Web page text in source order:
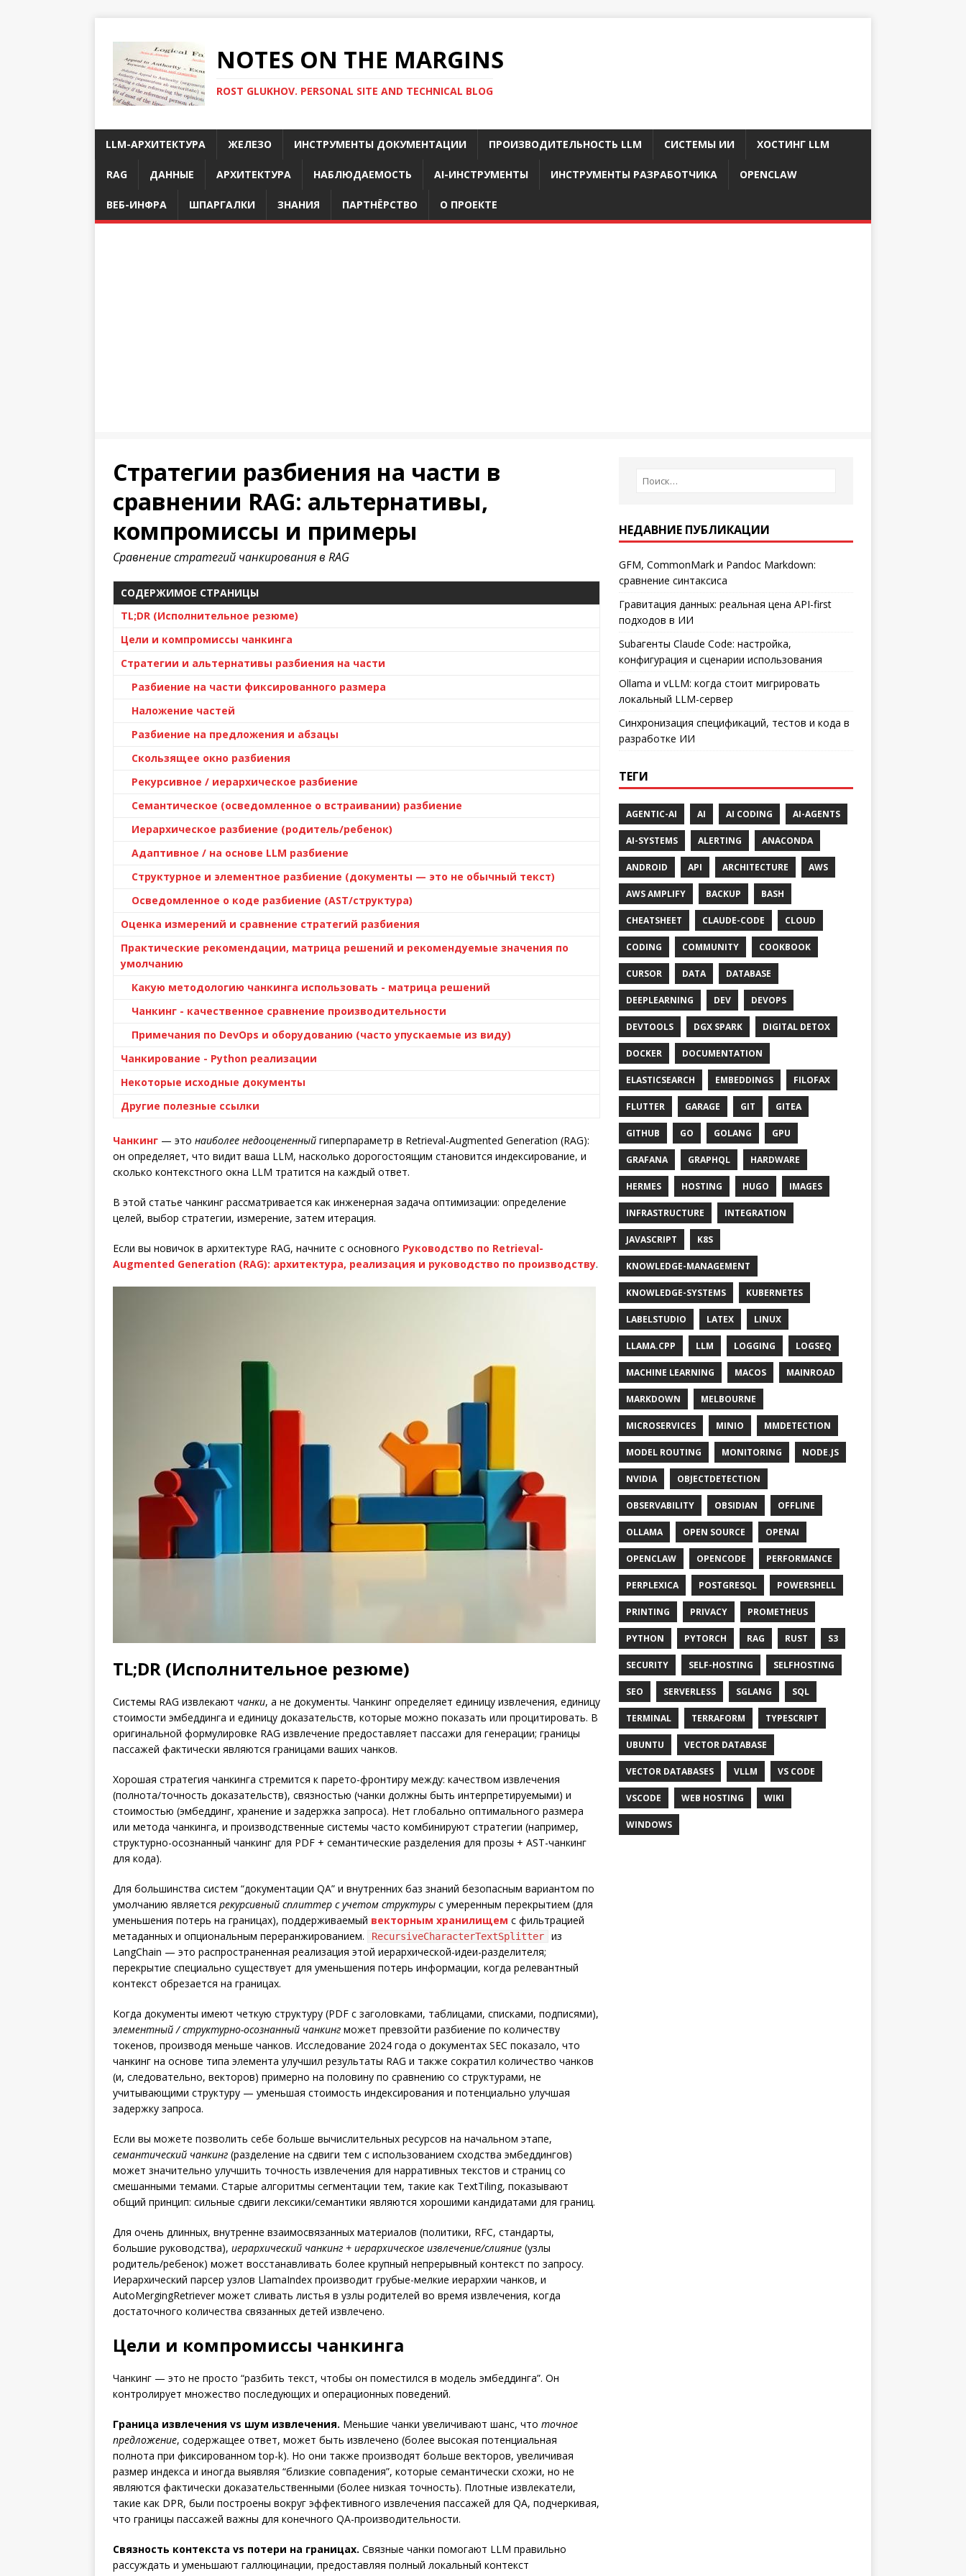
NOTES ON THE MARGINS
ROST GLUKHOV. PERSONAL SITE AND TECHNICAL BLOG
LLM-АРХИТЕКТУРА ЖЕЛЕЗО ИНСТРУМЕНТЫ ДОКУМЕНТАЦИИ ПРОИЗВОДИТЕЛЬНОСТЬ LLM СИСТЕМЫ ИИ ХОСТИНГ LLM
RAG ДАННЫЕ АРХИТЕКТУРА НАБЛЮДАЕМОСТЬ AI-ИНСТРУМЕНТЫ ИНСТРУМЕНТЫ РАЗРАБОТЧИКА OPENCLAW
ВЕБ-ИНФРА ШПАРГАЛКИ ЗНАНИЯ ПАРТНЁРСТВО О ПРОЕКТЕ
Стратегии разбиения на части в
сравнении RAG: альтернативы,
компромиссы и примеры
Сравнение стратегий чанкирования в RAG
СОДЕРЖИМОЕ СТРАНИЦЫ
TL;DR (Исполнительное резюме)
Цели и компромиссы чанкинга
Стратегии и альтернативы разбиения на части
Разбиение на части фиксированного размера
Наложение частей
Разбиение на предложения и абзацы
Скользящее окно разбиения
Рекурсивное / иерархическое разбиение
Семантическое (осведомленное о встраивании) разбиение
Иерархическое разбиение (родитель/ребенок)
Адаптивное / на основе LLM разбиение
Структурное и элементное разбиение (документы — это не обычный текст)
Осведомленное о коде разбиение (AST/структура)
Оценка измерений и сравнение стратегий разбиения
Практические рекомендации, матрица решений и рекомендуемые значения по
умолчанию
Какую методологию чанкинга использовать - матрица решений
Чанкинг - качественное сравнение производительности
Примечания по DevOps и оборудованию (часто упускаемые из виду)
Чанкирование - Python реализации
Некоторые исходные документы
Другие полезные ссылки
Чанкинг — это наиболее недооцененный гиперпараметр в Retrieval-Augmented Generation (RAG):
он определяет, что видит ваша LLM, насколько дорогостоящим становится индексирование, и
сколько контекстного окна LLM тратится на каждый ответ.
В этой статье чанкинг рассматривается как инженерная задача оптимизации: определение
целей, выбор стратегии, измерение, затем итерация.
Если вы новичок в архитектуре RAG, начните с основного Руководство по Retrieval-
Augmented Generation (RAG): архитектура, реализация и руководство по производству.
TL;DR (Исполнительное резюме)
Системы RAG извлекают чанки, а не документы. Чанкинг определяет единицу извлечения, единицу
стоимости эмбеддинга и единицу доказательств, которые можно показать или процитировать. В
оригинальной формулировке RAG извлечение предоставляет пассажи для генерации; границы
пассажей фактически являются границами ваших чанков.
Хорошая стратегия чанкинга стремится к парето-фронтиру между: качеством извлечения
(полнота/точность доказательств), связностью (чанки должны быть интерпретируемыми) и
стоимостью (эмбеддинг, хранение и задержка запроса). Нет глобально оптимального размера
или метода чанкинга, и производственные системы часто комбинируют стратегии (например,
структурно-осознанный чанкинг для PDF + семантические разделения для прозы + AST-чанкинг
для кода).
Для большинства систем “документации QA” и внутренних баз знаний безопасным вариантом по
умолчанию является рекурсивный сплиттер с учетом структуры с умеренным перекрытием (для
уменьшения потерь на границах), поддерживаемый векторным хранилищем с фильтрацией
метаданных и опциональным переранжированием.
RecursiveCharacterTextSplitter
из
LangChain — это распространенная реализация этой иерархической-идеи-разделителя;
перекрытие специально существует для уменьшения потерь информации, когда релевантный
контекст обрезается на границах.
Когда документы имеют четкую структуру (PDF с заголовками, таблицами, списками, подписями),
элементный / структурно-осознанный чанкинг может превзойти разбиение по количеству
токенов, производя меньше чанков. Исследование 2024 года о документах SEC показало, что
чанкинг на основе типа элемента улучшил результаты RAG и также сократил количество чанков
(и, следовательно, векторов) примерно на половину по сравнению со структурами, не
учитывающими структуру — уменьшая стоимость индексирования и потенциально улучшая
задержку запроса.
Если вы можете позволить себе больше вычислительных ресурсов на начальном этапе,
семантический чанкинг (разделение на сдвиги тем с использованием сходства эмбеддингов)
может значительно улучшить точность извлечения для нарративных текстов и страниц со
смешанными темами. Старые алгоритмы сегментации тем, такие как TextTiling, показывают
общий принцип: сильные сдвиги лексики/семантики являются хорошими кандидатами для границ.
Для очень длинных, внутренне взаимосвязанных материалов (политики, RFC, стандарты,
большие руководства), иерархический чанкинг + иерархическое извлечение/слияние (узлы
родитель/ребенок) может восстанавливать более крупный непрерывный контекст по запросу.
Иерархический парсер узлов LlamaIndex производит грубые-мелкие иерархии чанков, и
AutoMergingRetriever может сливать листья в узлы родителей во время извлечения, когда
достаточного количества связанных детей извлечено.
Цели и компромиссы чанкинга
Чанкинг — это не просто “разбить текст, чтобы он поместился в модель эмбеддинга”. Он
контролирует множество последующих и операционных поведений.
Граница извлечения vs шум извлечения. Меньшие чанки увеличивают шанс, что точное
предложение, содержащее ответ, может быть извлечено (более высокая потенциальная
полнота при фиксированном top-k). Но они также производят больше векторов, увеличивая
размер индекса и иногда выявляя “близкие совпадения”, которые семантически схожи, но не
являются фактически доказательственными (более низкая точность). Плотные извлекатели,
такие как DPR, были построены вокруг эффективного извлечения пассажей для QA, подчеркивая,
что границы пассажей важны для конечного QA-производительности.
Связность контекста vs потери на границах. Связные чанки помогают LLM правильно
рассуждать и уменьшают галлюцинации, предоставляя полный локальный контекст
НЕДАВНИЕ ПУБЛИКАЦИИ
GFM, CommonMark и Pandoc Markdown:
сравнение синтаксиса
Гравитация данных: реальная цена API-first
подходов в ИИ
Subагенты Claude Code: настройка,
конфигурация и сценарии использования
Ollama и vLLM: когда стоит мигрировать
локальный LLM-сервер
Синхронизация спецификаций, тестов и кода в
разработке ИИ
ТЕГИ
AGENTIC-AI AI AI CODING AI-AGENTS
AI-SYSTEMS ALERTING ANACONDA
ANDROID API ARCHITECTURE AWS
AWS AMPLIFY BACKUP BASH
CHEATSHEET CLAUDE-CODE CLOUD
CODING COMMUNITY COOKBOOK
CURSOR DATA DATABASE
DEEPLEARNING DEV DEVOPS
DEVTOOLS DGX SPARK DIGITAL DETOX
DOCKER DOCUMENTATION
ELASTICSEARCH EMBEDDINGS FILOFAX
FLUTTER GARAGE GIT GITEA
GITHUB GO GOLANG GPU
GRAFANA GRAPHQL HARDWARE
HERMES HOSTING HUGO IMAGES
INFRASTRUCTURE INTEGRATION
JAVASCRIPT K8S
KNOWLEDGE-MANAGEMENT
KNOWLEDGE-SYSTEMS KUBERNETES
LABELSTUDIO LATEX LINUX
LLAMA.CPP LLM LOGGING LOGSEQ
MACHINE LEARNING MACOS MAINROAD
MARKDOWN MELBOURNE
MICROSERVICES MINIO MMDETECTION
MODEL ROUTING MONITORING NODE.JS
NVIDIA OBJECTDETECTION
OBSERVABILITY OBSIDIAN OFFLINE
OLLAMA OPEN SOURCE OPENAI
OPENCLAW OPENCODE PERFORMANCE
PERPLEXICA POSTGRESQL POWERSHELL
PRINTING PRIVACY PROMETHEUS
PYTHON PYTORCH RAG RUST S3
SECURITY SELF-HOSTING SELFHOSTING
SEO SERVERLESS SGLANG SQL
TERMINAL TERRAFORM TYPESCRIPT
UBUNTU VECTOR DATABASE
VECTOR DATABASES VLLM VS CODE
VSCODE WEB HOSTING WIKI
WINDOWS